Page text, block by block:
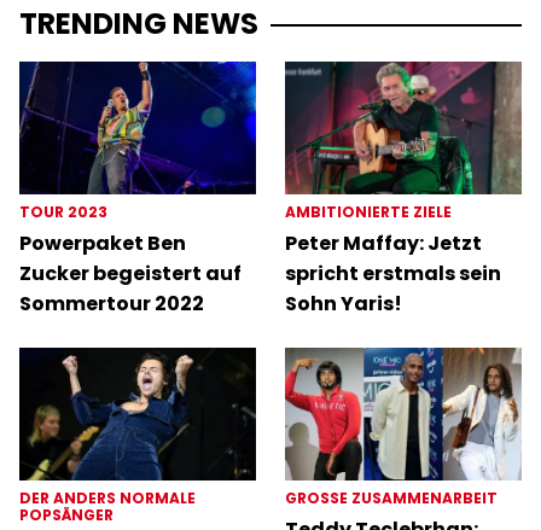
TRENDING NEWS
TOUR 2023
Powerpaket Ben
Zucker begeistert auf
Sommertour 2022
AMBITIONIERTE ZIELE
Peter Maffay: Jetzt
spricht erstmals sein
Sohn Yaris!
DER ANDERS NORMALE
POPSÄNGER
GROSSE ZUSAMMENARBEIT